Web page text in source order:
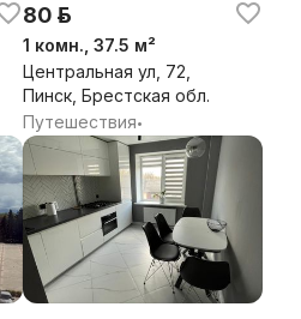
80 р.
1 комн., 37.5 м²
Центральная ул, 72,
Пинск, Брестская обл.
Путешествия•